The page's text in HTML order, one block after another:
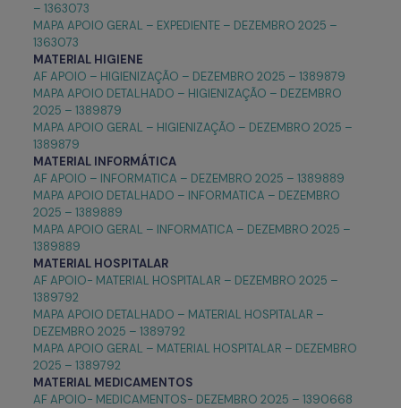
– 1363073
MAPA APOIO GERAL – EXPEDIENTE – DEZEMBRO 2025 –
1363073
MATERIAL HIGIENE
AF APOIO – HIGIENIZAÇÃO – DEZEMBRO 2025 – 1389879
MAPA APOIO DETALHADO – HIGIENIZAÇÃO – DEZEMBRO
2025 – 1389879
MAPA APOIO GERAL – HIGIENIZAÇÃO – DEZEMBRO 2025 –
1389879
MATERIAL INFORMÁTICA
AF APOIO – INFORMATICA – DEZEMBRO 2025 – 1389889
MAPA APOIO DETALHADO – INFORMATICA – DEZEMBRO
2025 – 1389889
MAPA APOIO GERAL – INFORMATICA – DEZEMBRO 2025 –
1389889
MATERIAL HOSPITALAR
AF APOIO- MATERIAL HOSPITALAR – DEZEMBRO 2025 –
1389792
MAPA APOIO DETALHADO – MATERIAL HOSPITALAR –
DEZEMBRO 2025 – 1389792
MAPA APOIO GERAL – MATERIAL HOSPITALAR – DEZEMBRO
2025 – 1389792
MATERIAL MEDICAMENTOS
AF APOIO- MEDICAMENTOS- DEZEMBRO 2025 – 1390668